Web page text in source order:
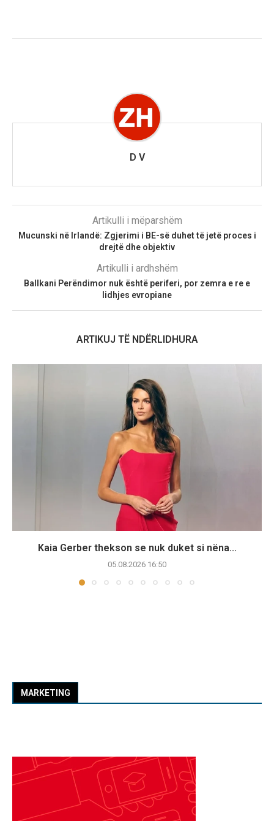
D V
Artikulli i mëparshëm
Mucunski në Irlandë: Zgjerimi i BE-së duhet të jetë proces i
drejtë dhe objektiv
Artikulli i ardhshëm
Ballkani Perëndimor nuk është periferi, por zemra e re e
lidhjes evropiane
ARTIKUJ TË NDËRLIDHURA
Kaia Gerber thekson se nuk duket si nëna...
05.08.2026 16:50
MARKETING